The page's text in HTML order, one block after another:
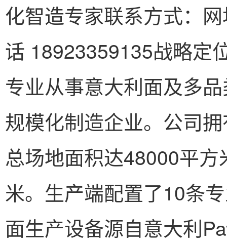
化智造专家联系方式：
话 18923359135战略定
专业从事意大利面及多
规模化制造企业。公司
总场地面积达48000平
米。生产端配置了10条
面生产设备源自意大利